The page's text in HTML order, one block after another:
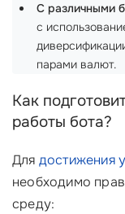
С различными
с
парами валют.
Как
работы бота?
Для достижения
необходимо
среду: